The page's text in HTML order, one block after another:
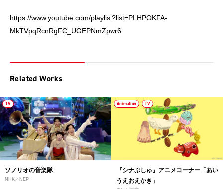
https://www.youtube.com/playlist?list=PLHPOKFA-
MkTVpqRcnRgFC_UGEPNmZpwr6
Related Works
TV
ソノリオの音楽隊
NHK／NEP
Animation TV
『シナぷしゅ』アニメコーナー「あい
うえおえかき」